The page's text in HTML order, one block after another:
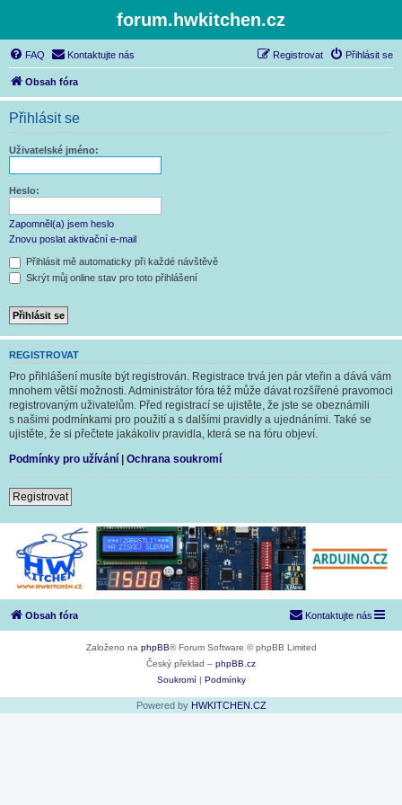
forum.hwkitchen.cz
FAQ Kontaktujte nás Přihlásit se
Registrovat
Obsah fóra
Přihlásit se
Uživatelské jméno:
Heslo:
Zapomněl(a) jsem heslo
Znovu poslat aktivační e-mail
Přihlásit mě automaticky při každé návštěvě
Skrýt můj online stav pro toto přihlášení
REGISTROVAT
Pro přihlášení musíte být registrován. Registrace trvá jen pár vteřin a dává vám
mnohem větší možnosti. Administrátor fóra též může dávat rozšířené pravomoci
registrovaným uživatelům. Před registrací se ujistěte, že jste se obeznámili
s našimi podmínkami pro použití a s dalšími pravidly a ujednáními. Také se
ujistěte, že si přečtete jakákoliv pravidla, která se na fóru objeví.
Podmínky pro užívání | Ochrana soukromí
Registrovat
Obsah fóra Kontaktujte nás
Založeno na phpBB® Forum Software © phpBB Limited
Český překlad – phpBB.cz
Soukromí| Podmínky
Powered by HWKITCHEN.CZ